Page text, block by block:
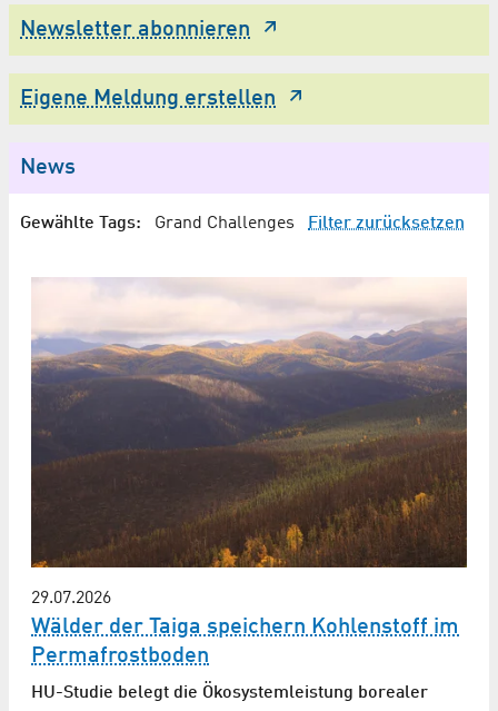
Newsletter abonnieren
Eigene Meldung erstellen
News
Gewählte Tags: Grand Challenges Filter zurücksetzen
29.07.2026
Wälder der Taiga speichern Kohlenstoff im
Permafrostboden
HU-Studie belegt die Ökosystemleistung borealer